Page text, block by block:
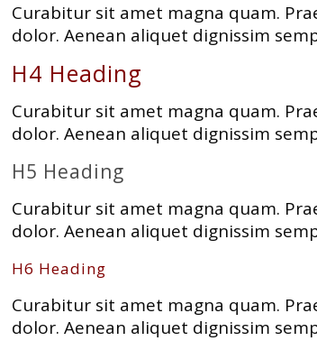
Curabitur sit amet magna quam.
dolor. Aenean aliquet dignissim
H4 Heading
Curabitur sit amet magna quam.
dolor. Aenean aliquet dignissim
H5 Heading
Curabitur sit amet magna quam.
dolor. Aenean aliquet dignissim
H6 Heading
Curabitur sit amet magna quam.
dolor. Aenean aliquet dignissim